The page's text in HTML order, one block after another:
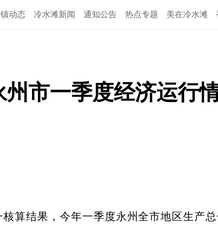
镇动态 冷水滩新闻 通知公告 热点专题 美在冷水滩
市一季度经济运行
算结果，今年一季度永州全市地区生产总